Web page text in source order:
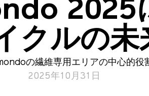
2025
クルの未
の繊維専用エリアの中心的役
2025年10月31日